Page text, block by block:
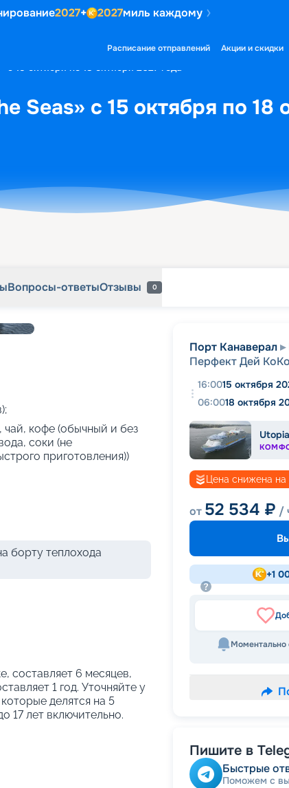
2027+ 2027миль каждому
Расписание отправлений Акции и скидки
15 октября по 18 октября 2027 года
Seas» с 15 октября по 18
Вопросы-ответыОтзывы 0
чай, кофе (обычный и без
соки (не
приготовления))
борту теплохода
составляет 6 месяцев,
1 год. Уточняйте у
делятся на 5
17 лет включительно.
Порт Канаверал
Перфект Дей
16:0015 октября
06:0018 октября
Цена снижена на
от 52 534 ₽ /
+1
Моментально
Пишите в
Быстрые
Поможем с